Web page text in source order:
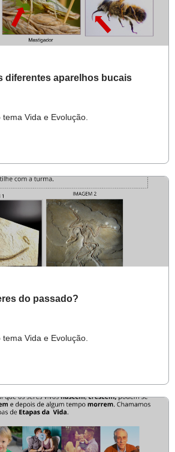
diferentes aparelhos bucais
tema Vida e Evolução.
do passado?
tema Vida e Evolução.